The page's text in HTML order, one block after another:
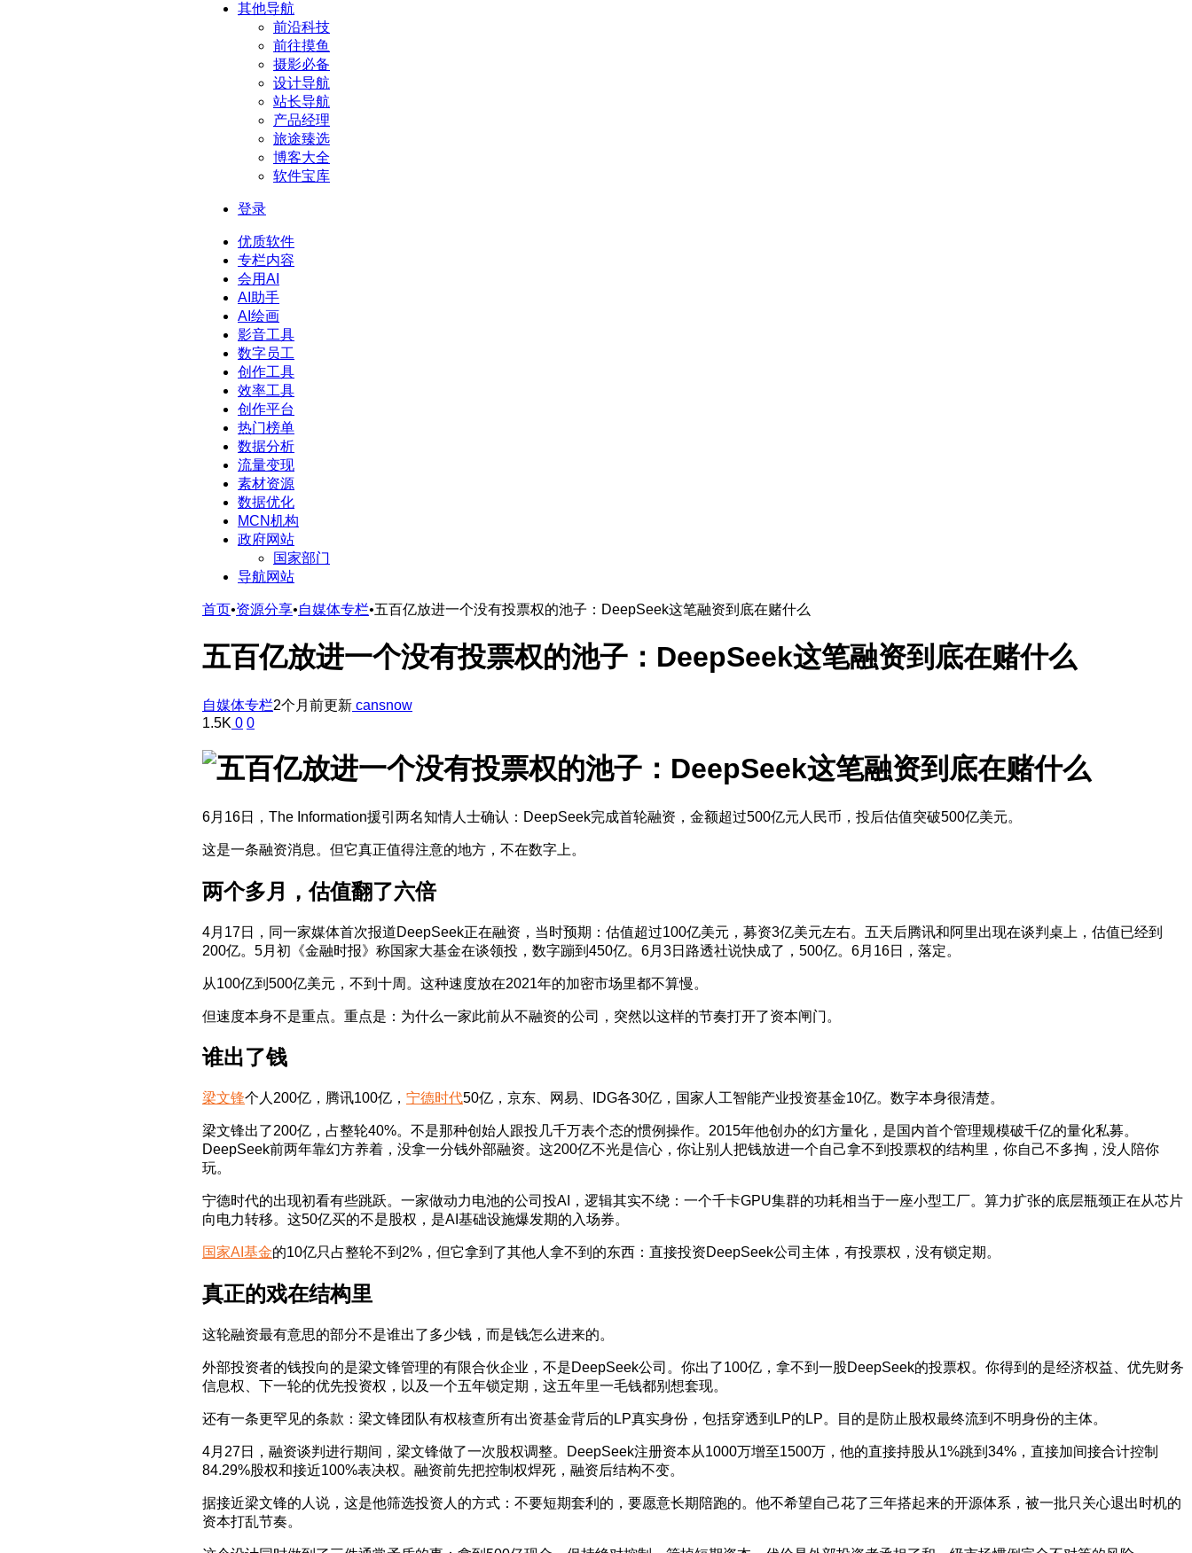
其他导航
前沿科技
前往摸鱼
摄影必备
设计导航
站长导航
产品经理
旅途臻选
博客大全
软件宝库
登录
优质软件
专栏内容
会用AI
AI助手
AI绘画
影音工具
数字员工
创作工具
效率工具
创作平台
热门榜单
数据分析
流量变现
素材资源
数据优化
MCN机构
政府网站
国家部门
导航网站
首页•资源分享•自媒体专栏•五百亿放进一个没有投票权的池子：DeepSeek这笔融资到底在赌什么
五百亿放进一个没有投票权的池子：DeepSeek这笔融资到底在赌什么
自媒体专栏2个月前更新 cansnow
1.5K 0 0
6月16日，The Information援引两名知情人士确认：DeepSeek完成首轮融资，金额超过500亿元人民币，投后估值突破500亿美元。
这是一条融资消息。但它真正值得注意的地方，不在数字上。
两个多月，估值翻了六倍
4月17日，同一家媒体首次报道DeepSeek正在融资，当时预期：估值超过100亿美元，募资3亿美元左右。五天后腾讯和阿里出现在谈判桌上，估值已经到
200亿。5月初《金融时报》称国家大基金在谈领投，数字蹦到450亿。6月3日路透社说快成了，500亿。6月16日，落定。
从100亿到500亿美元，不到十周。这种速度放在2021年的加密市场里都不算慢。
但速度本身不是重点。重点是：为什么一家此前从不融资的公司，突然以这样的节奏打开了资本闸门。
谁出了钱
梁文锋个人200亿，腾讯100亿， 宁德时代50亿，京东、网易、IDG各30亿，国家人工智能产业投资基金10亿。数字本身很清楚。
梁文锋出了200亿，占整轮40%。不是那种创始人跟投几千万表个态的惯例操作。2015年他创办的幻方量化，是国内首个管理规模破千亿的量化私募。
DeepSeek前两年靠幻方养着，没拿一分钱外部融资。这200亿不光是信心，你让别人把钱放进一个自己拿不到投票权的结构里，你自己不多掏，没人陪你
玩。
宁德时代的出现初看有些跳跃。一家做动力电池的公司投AI，逻辑其实不绕：一个千卡GPU集群的功耗相当于一座小型工厂。算力扩张的底层瓶颈正在从芯片
向电力转移。这50亿买的不是股权，是AI基础设施爆发期的入场券。
国家AI基金的10亿只占整轮不到2%，但它拿到了其他人拿不到的东西：直接投资DeepSeek公司主体，有投票权，没有锁定期。
真正的戏在结构里
这轮融资最有意思的部分不是谁出了多少钱，而是钱怎么进来的。
外部投资者的钱投向的是梁文锋管理的有限合伙企业，不是DeepSeek公司。你出了100亿，拿不到一股DeepSeek的投票权。你得到的是经济权益、优先财务
信息权、下一轮的优先投资权，以及一个五年锁定期，这五年里一毛钱都别想套现。
还有一条更罕见的条款：梁文锋团队有权核查所有出资基金背后的LP真实身份，包括穿透到LP的LP。目的是防止股权最终流到不明身份的主体。
4月27日，融资谈判进行期间，梁文锋做了一次股权调整。DeepSeek注册资本从1000万增至1500万，他的直接持股从1%跳到34%，直接加间接合计控制
84.29%股权和接近100%表决权。融资前先把控制权焊死，融资后结构不变。
据接近梁文锋的人说，这是他筛选投资人的方式：不要短期套利的，要愿意长期陪跑的。他不希望自己花了三年搭起来的开源体系，被一批只关心退出时机的
资本打乱节奏。